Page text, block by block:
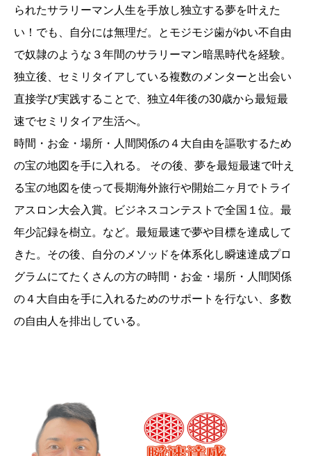
られたサラリーマン人生を手放し独立する夢を叶えた
い！でも、自分には無理だ。とモジモジ歯がゆい不自由
で奴隷のような３年間のサラリーマン暗黒時代を経験。
独立後、セミリタイアしている複数のメンターと出会い
直接学び実践することで、独立4年後の30歳から最短最
速でセミリタイア生活へ。
時間・お金・場所・人間関係の４大自由を謳歌するため
の宝の地図を手に入れる。 その後、夢を最短最速で叶え
る宝の地図を使って長期海外旅行や開始二ヶ月でトライ
アスロン大会入賞。ビジネスコンテストで全国１位。最
年少記録を樹立。など。最短最速で夢や目標を達成して
きた。その後、自分のメソッドを体系化し瞬速達成プロ
グラムにてたくさんの方の時間・お金・場所・人間関係
の４大自由を手に入れるためのサポートを行ない、多数
の自由人を排出している。